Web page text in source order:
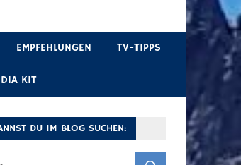
EMPFEHLUNGEN TV-TIPPS
KIT
DU IM BLOG SUCHEN: